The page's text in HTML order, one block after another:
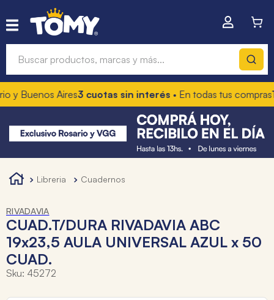
y Buenos Aires3 cuotas sin interés• En todas tus compras
libreria cuadernos
RIVADAVIA
CUAD.T/DURA RIVADAVIA ABC
19x23,5 AULA UNIVERSAL AZUL x 50
CUAD.
Sku: 45272
Términos más buscados
1.
hot wheels